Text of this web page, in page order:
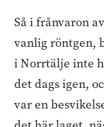
Så i frånvaron
vanlig röntgen,
i Norrtälje inte
det dags igen,
var en